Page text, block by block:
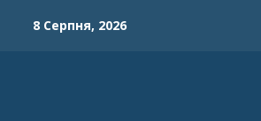
8 Серпня, 2026